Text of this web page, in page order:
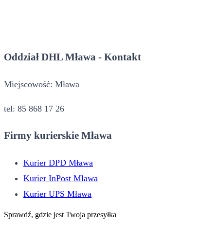
Oddział DHL Mława - Kontakt
Miejscowość: Mława
tel: 85 868 17 26
Firmy kurierskie Mława
Kurier DPD Mława
Kurier InPost Mława
Kurier UPS Mława
Sprawdź, gdzie jest Twoja przesyłka